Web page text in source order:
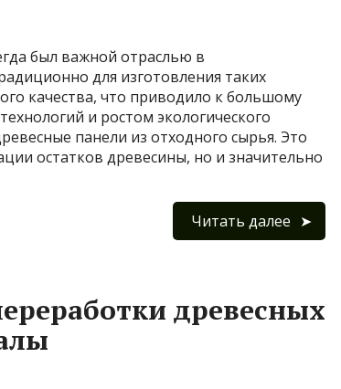
был важной отраслью в
для изготовления таких
качества, что приводило к большому
и ростом экологического
панели из отходного сырья. Это
остатков древесины, но и значительно
Читать далее
древесных